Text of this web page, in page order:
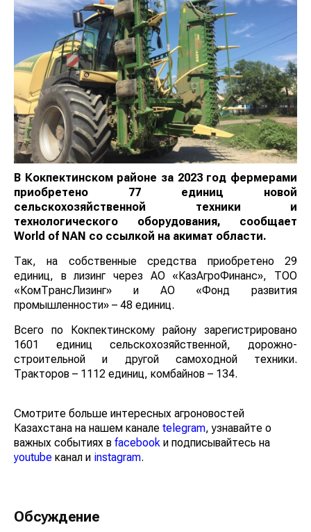
В Кокпектинском районе за 2023 год фермерами
приобретено 77 единиц новой
сельскохозяйственной техники и
технологического оборудования, сообщает
World of NAN со ссылкой на акимат области.
Так, на собственные средства приобретено 29
единиц, в лизинг через АО «КазАгроФинанс», ТОО
«КомТрансЛизинг» и АО «Фонд развития
промышленности» – 48 единиц.
Всего по Кокпектинскому району зарегистрировано
1601 единиц сельскохозяйственной, дорожно-
строительной и другой самоходной техники.
Тракторов – 1112 единиц, комбайнов – 134.
Смотрите больше интересных агроновостей
Казахстана на нашем канале telegram, узнавайте о
важных событиях в facebook и подписывайтесь на
youtube канал и instagram.
Обсуждение